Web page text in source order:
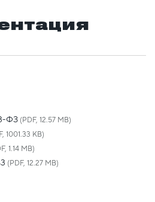
ФЗ (PDF, 12.57 MB)
1001.33 KB)
1.14 MB)
(PDF, 12.27 MB)